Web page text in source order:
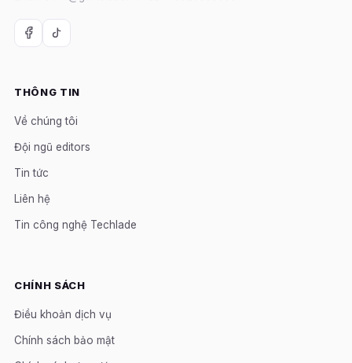
THÔNG TIN
Về chúng tôi
Đội ngũ editors
Tin tức
Liên hệ
Tin công nghệ Techlade
CHÍNH SÁCH
Điều khoản dịch vụ
Chính sách bảo mật